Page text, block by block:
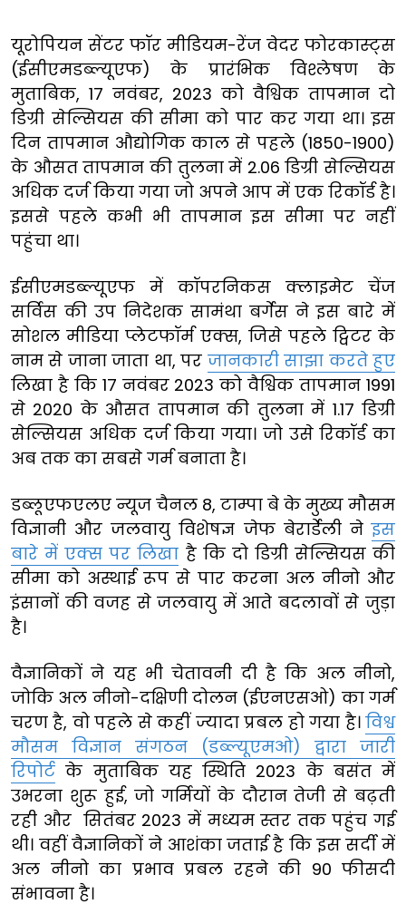
यूरोपियन सेंटर फॉर मीडियम-रेंज वेदर फोरकास्ट्स
(ईसीएमडब्ल्यूएफ) के प्रारंभिक विश्लेषण के
मुताबिक, 17 नवंबर, 2023 को वैश्विक तापमान दो
डिग्री सेल्सियस की सीमा को पार कर गया था। इस
दिन तापमान औद्योगिक काल से पहले (1850-1900)
के औसत तापमान की तुलना में 2.06 डिग्री सेल्सियस
अधिक दर्ज किया गया जो अपने आप में एक रिकॉर्ड है।
इससे पहले कभी भी तापमान इस सीमा पर नहीं
पहुंचा था।
ईसीएमडब्ल्यूएफ में कॉपरनिकस क्लाइमेट चेंज
सर्विस की उप निदेशक सामंथा बर्गेस ने इस बारे में
सोशल मीडिया प्लेटफॉर्म एक्स, जिसे पहले ट्विटर के
नाम से जाना जाता था, पर जानकारी साझा करते हुए
लिखा है कि 17 नवंबर 2023 को वैश्विक तापमान 1991
से 2020 के औसत तापमान की तुलना में 1.17 डिग्री
सेल्सियस अधिक दर्ज किया गया। जो उसे रिकॉर्ड का
अब तक का सबसे गर्म बनाता है।
डब्लूएफएलए न्यूज चैनल 8, टाम्पा बे के मुख्य मौसम
विज्ञानी और जलवायु विशेषज्ञ जेफ बेरार्डेली नेइस
बारे में एक्स पर लिखा है कि दो डिग्री सेल्सियस की
सीमा को अस्थाई रूप से पार करना अल नीनो और
इंसानों की वजह से जलवायु में आते बदलावों से जुड़ा
है।
वैज्ञानिकों ने यह भी चेतावनी दी है कि अल नीनो,
जोकि अल नीनो-दक्षिणी दोलन (ईएनएसओ) का गर्म
चरण है, वो पहले से कहीं ज्यादा प्रबल हो गया है। विश्व
मौसम विज्ञान संगठन (डब्ल्यूएमओ) द्वारा जारी
रिपोर्ट के मुताबिक यह स्थिति 2023 के बसंत में
उभरना शुरू हुई, जो गर्मियों के दौरान तेजी से बढ़ती
रही और सितंबर 2023 में मध्यम स्तर तक पहुंच गई
थी। वहीं वैज्ञानिकों ने आशंका जताई है कि इस सर्दी में
अल नीनो का प्रभाव प्रबल रहने की 90 फीसदी
संभावना है।